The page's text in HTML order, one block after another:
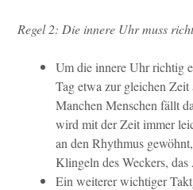
Regel 2: Die innere Uhr muss
Um die innere Uhr richtig
Tag etwa zur gleichen Zeit
Manchen Menschen fällt
wird mit der Zeit immer
an den Rhythmus
Klingeln des Weckers, das
Ein weiterer wichtiger